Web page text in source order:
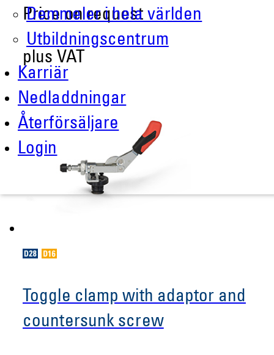
Demmeler i hela världen
Utbildningscentrum
Karriär
Nedladdningar
Återförsäljare
Login
Price on request
plus VAT
Toggle clamp with adaptor and
countersunk screw